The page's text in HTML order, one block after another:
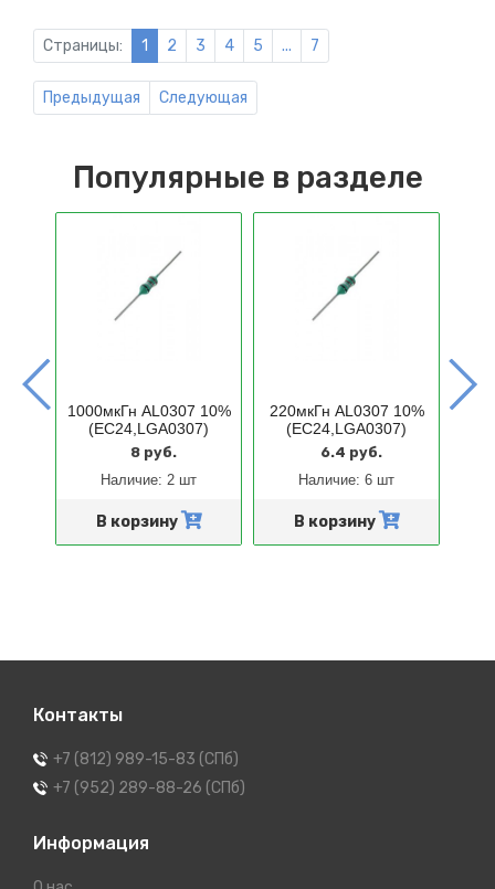
Страницы: 1 2 3 4 5 ... 7
Предыдущая Следующая
Популярные в разделе
1000мкГн AL0307 10%
(EC24,LGA0307)
8 руб.
Наличие: 2 шт
В корзину
220мкГн AL0307 10%
(EC24,LGA0307)
6.4 руб.
Наличие: 6 шт
В корзину
Контакты
+7 (812) 989-15-83 (СПб)
+7 (952) 289-88-26 (СПб)
Информация